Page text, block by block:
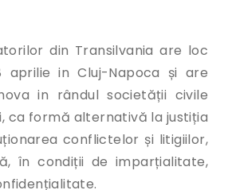
din Transilvania are loc
in Cluj-Napoca și are
in rândul societății civile
ca formă alternativă la justiția
conflictelor și litigiilor,
în condiții de imparțialitate,